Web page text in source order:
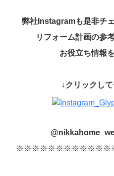
弊社Instagramも是非チ
リフォーム計画の参
お役立ち情報
↓クリックし